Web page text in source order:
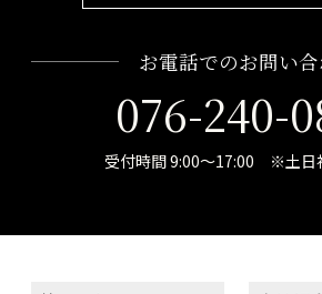
お電話でのお問い
076-240-
受付時間 9:00～17:00 ※土日